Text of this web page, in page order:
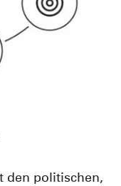
den politischen,